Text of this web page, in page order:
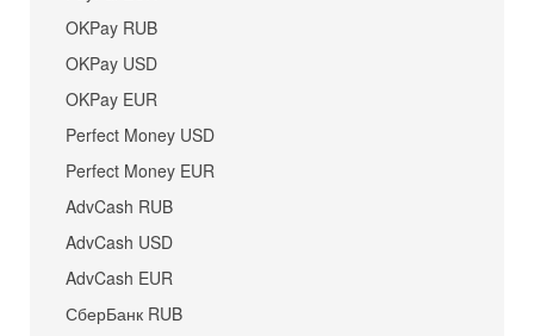
OKPay RUB
OKPay USD
OKPay EUR
Perfect Money USD
Perfect Money EUR
AdvCash RUB
AdvCash USD
AdvCash EUR
СберБанк RUB